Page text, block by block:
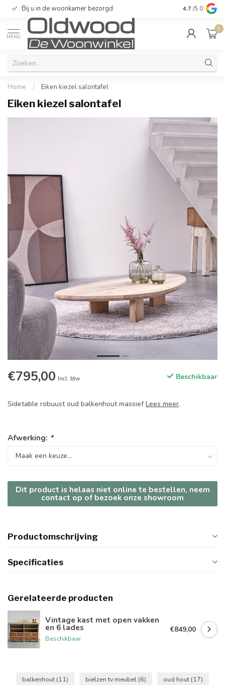
Bij u in de woonkamer bezorgd Kwaliteit &
4.7 /5.0
MENU
0
Home / Eiken kiezel salontafel
Eiken kiezel salontafel
€795,00 Incl. btw Beschikbaar
Sidetable robuust oud balkenhout massiefLees meer.
Afwerking: *
Dit product is helaas niet online te bestellen, neem
contact op of bezoek onze showroom
Productomschrijving
Specificaties
Gerelateerde producten
Vintage kast met open vakken
en 6 lades
Beschikbaar
€849,00
balkenhout (11) bielzen tv meubel (6) oud hout (17)